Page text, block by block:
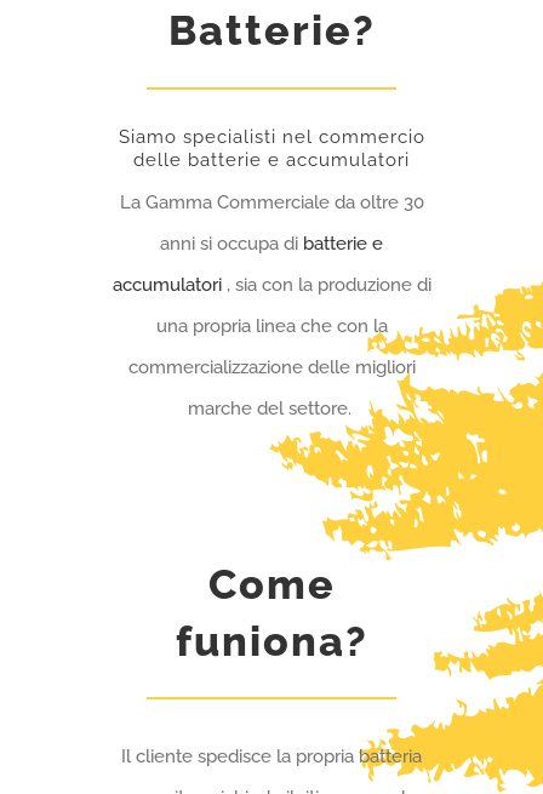
Batterie?
Siamo specialisti nel commercio
delle batterie e accumulatori
La Gamma Commerciale da oltre 30
anni si occupa di batterie e
accumulatori, sia con la produzione di
una propria linea che con la
commercializzazione delle migliori
marche del settore.
Come
funiona?
Il cliente spedisce la propria batteria